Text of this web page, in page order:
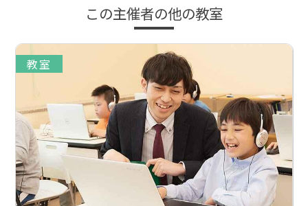
この主催者の他の教室
教室